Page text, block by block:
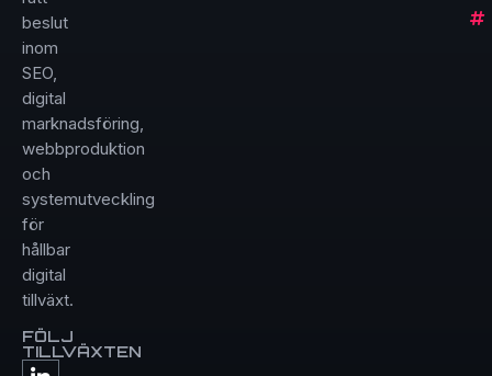
beslut
inom
SEO,
digital
marknadsföring,
webbproduktion
och
systemutveckling
för
hållbar
digital
tillväxt.
FÖLJ
TILLVÄXTEN